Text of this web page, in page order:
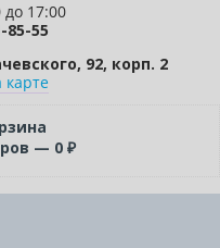
до 17:00
85-55
92, корп. 2
карте
— 0 ₽